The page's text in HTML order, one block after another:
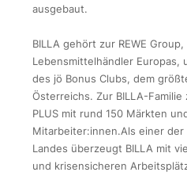
ausgebaut.
BILLA gehört zur REWE
Lebensmittelhändler Europas,
des jö Bonus Clubs, dem
Österreichs. Zur BILLA-Familie
PLUS mit rund 150 Märkten
Mitarbeiter:innen.Als einer
Landes überzeugt BILLA mit
und krisensicheren